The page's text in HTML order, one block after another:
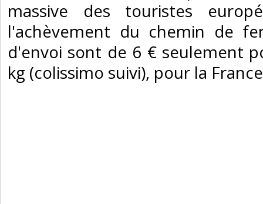
massive des touristes
l'achèvement du chemin de
d'envoi sont de 6 € seulement
kg (colissimo suivi), pour la